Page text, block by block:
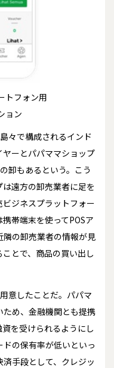
トフォン用
ョン
々で構成されるインド
ーとパパママショップ
卸もあるという。こう
遠方の卸売業者に足を
ジネスプラットフォー
帯端末を使ってPOSア
の卸売業者の情報が見
とで、商品の買い出し
意したことだ。パパマ
め、金融機関とも提携
を受けられるようにし
の保有率が低いといっ
手段として、クレジッ